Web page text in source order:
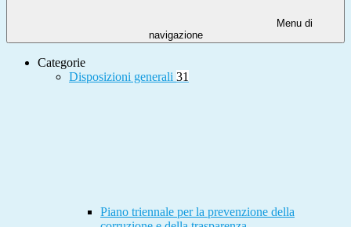
Menu di
navigazione
Categorie
Disposizioni generali 31
Piano triennale per la prevenzione della